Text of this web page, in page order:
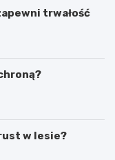
trwałość
w lesie?